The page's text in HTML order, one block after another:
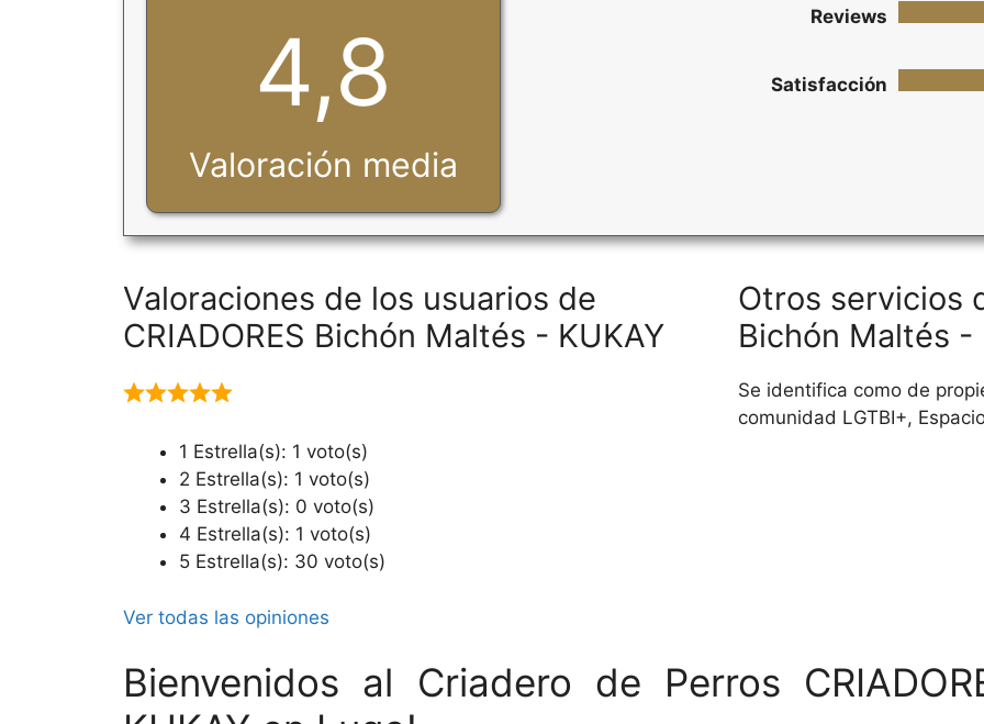
4,8
Valoración media
Reviews
Satisfacción
Valoraciones de los usuarios de
CRIADORES Bichón Maltés - KUKAY
1 Estrella(s): 1 voto(s)
2 Estrella(s): 1 voto(s)
3 Estrella(s): 0 voto(s)
4 Estrella(s): 1 voto(s)
5 Estrella(s): 30 voto(s)
Ver todas las opiniones
Otros servicios
Bichón Maltés -
Se identifica como de
comunidad LGTBI+,
Bienvenidos al Criadero de Perros